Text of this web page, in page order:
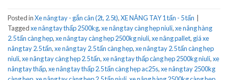
Posted inXe nâng tay - gắn cân (2t, 2.5t),XE NÂNG TAY 1 tấn - 5 tấn
Taggedxe nâng tay thấp 2500kg,xe nâng tay càng hẹp niuli,xe nâng hàng
2.5 tấn càng hẹp,xe nâng tay càng hẹp 2500kg niuli,xe nâng pallet, giá xe
nâng tay 2.5 tấn,xe nâng tay 2.5 tấn càng hẹp,xe nâng tay 2.5 tấn càng hẹp
niuli,xe nâng tay càng hẹp 2.5 tấn,xe nâng tay thấp càng hẹp 2500kg niuli,xe
nâng tay thấp,xe nâng tay thấp 2.5 tấn càng hẹp ac25s,xe nâng tay 2500kg